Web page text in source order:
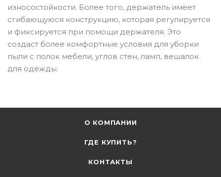
износостойкости. Более того, держатель имеет
сгибающуюся конструкцию, которая регулируется
и фиксируется при помощи держателя. Это
создаст более комфортные условия для уборки
пыли с полок мебели, углов стен, ламп, вешалок
для одежды.
О КОМПАНИИ
ГДЕ КУПИТЬ?
КОНТАКТЫ